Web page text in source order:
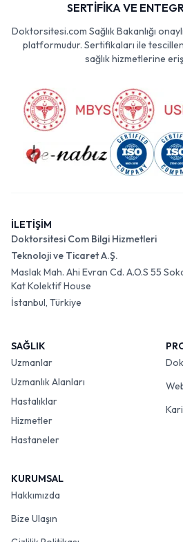
SERTİFİKA VE
Doktorsitesi.com Sağlık Bakanlığı
platformudur. Sertifikaları ile
sağlık hizmetlerine
İLETİŞİM
Doktorsitesi Com Bilgi Hizmetleri
Teknoloji ve Ticaret A.Ş.
Maslak Mah. Ahi Evran Cd. A.O.S 55
Kat Kolektif House
İstanbul, Türkiye
SAĞLIK
Uzmanlar
Uzmanlık Alanları
Hastalıklar
Hizmetler
Hastaneler
KURUMSAL
Hakkımızda
Bize Ulaşın